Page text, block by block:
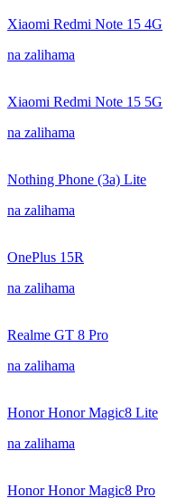
Xiaomi Redmi Note 15 4G
na zalihama
Xiaomi Redmi Note 15 5G
na zalihama
Nothing Phone (3a) Lite
na zalihama
OnePlus 15R
na zalihama
Realme GT 8 Pro
na zalihama
Honor Honor Magic8 Lite
na zalihama
Honor Honor Magic8 Pro